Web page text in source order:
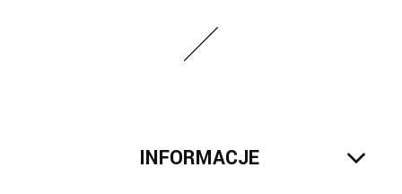
INFORMACJE